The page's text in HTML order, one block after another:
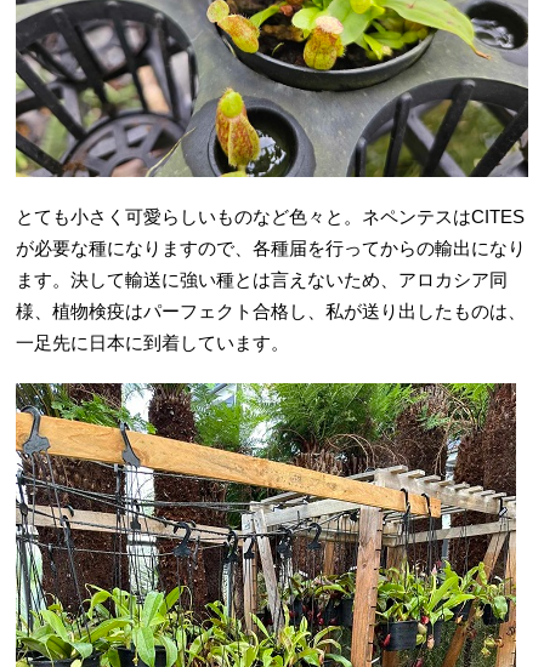
とても小さく可愛らしいものなど色々と。ネペンテスはCITES
が必要な種になりますので、各種届を行ってからの輸出になり
ます。決して輸送に強い種とは言えないため、アロカシア同
様、植物検疫はパーフェクト合格し、私が送り出したものは、
一足先に日本に到着しています。